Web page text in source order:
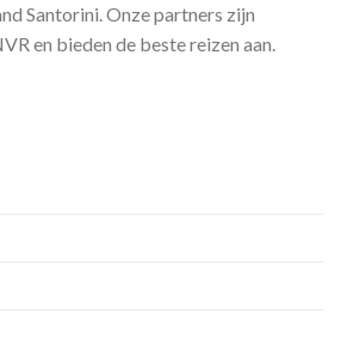
Santorini. Onze partners zijn
en bieden de beste reizen aan.